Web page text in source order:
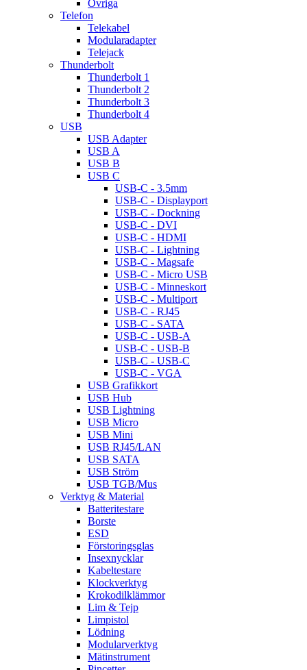
Övriga
Telefon
Telekabel
Modularadapter
Telejack
Thunderbolt
Thunderbolt 1
Thunderbolt 2
Thunderbolt 3
Thunderbolt 4
USB
USB Adapter
USB A
USB B
USB C
USB-C - 3.5mm
USB-C - Displayport
USB-C - Dockning
USB-C - DVI
USB-C - HDMI
USB-C - Lightning
USB-C - Magsafe
USB-C - Micro USB
USB-C - Minneskort
USB-C - Multiport
USB-C - RJ45
USB-C - SATA
USB-C - USB-A
USB-C - USB-B
USB-C - USB-C
USB-C - VGA
USB Grafikkort
USB Hub
USB Lightning
USB Micro
USB Mini
USB RJ45/LAN
USB SATA
USB Ström
USB TGB/Mus
Verktyg & Material
Batteritestare
Borste
ESD
Förstoringsglas
Insexnycklar
Kabeltestare
Klockverktyg
Krokodilklämmor
Lim & Tejp
Limpistol
Lödning
Modularverktyg
Mätinstrument